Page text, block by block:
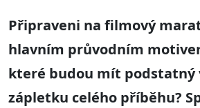
Připraveni na filmový
hlavním průvodním
které budou mít podstatný
zápletku celého příběhu?